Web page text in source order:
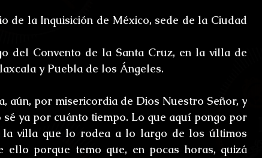
Relatos Ganadores Horresco Referens
la Inquisición de México, sede de la Ciudad
del Convento de la Santa Cruz, en la villa de
y Puebla de los Ángeles.
aún, por misericordia de Dios Nuestro Señor, y
ya por cuánto tiempo. Lo que aquí pongo por
la villa que lo rodea a lo largo de los últimos
ello porque temo que, en pocas horas, quizá